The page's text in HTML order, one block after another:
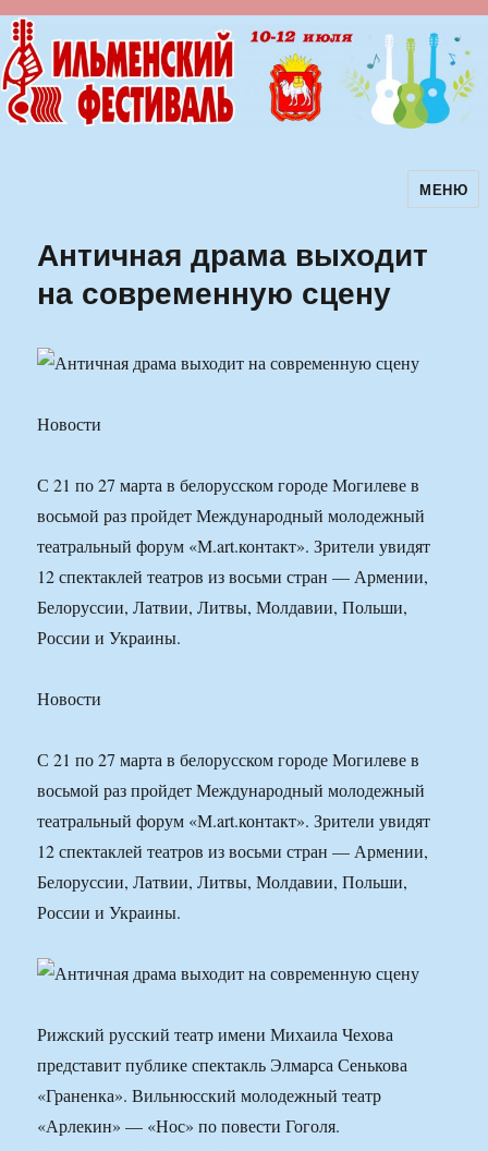
Ильменский фестиваль авторскойМЕНЮ
Античная драма выходит
на современную сцену
Новости
С 21 по 27 марта в белорусском городе Могилеве в
восьмой раз пройдет Международный молодежный
театральный форум «М.art.контакт». Зрители увидят
12 спектаклей театров из восьми стран — Армении,
Белоруссии, Латвии, Литвы, Молдавии, Польши,
России и Украины.
Новости
С 21 по 27 марта в белорусском городе Могилеве в
восьмой раз пройдет Международный молодежный
театральный форум «М.art.контакт». Зрители увидят
12 спектаклей театров из восьми стран — Армении,
Белоруссии, Латвии, Литвы, Молдавии, Польши,
России и Украины.
Рижский русский театр имени Михаила Чехова
представит публике спектакль Элмарса Сенькова
«Граненка». Вильнюсский молодежный театр
«Арлекин» — «Нос» по повести Гоголя.